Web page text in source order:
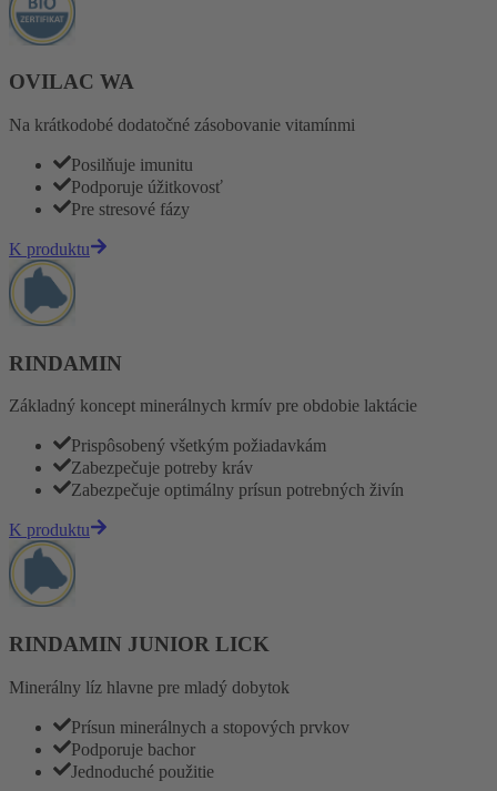
OVILAC WA
Na krátkodobé dodatočné zásobovanie vitamínmi
Posilňuje imunitu
Podporuje úžitkovosť
Pre stresové fázy
K produktu
RINDAMIN
Základný koncept minerálnych krmív pre obdobie laktácie
Prispôsobený všetkým požiadavkám
Zabezpečuje potreby kráv
Zabezpečuje optimálny prísun potrebných živín
K produktu
RINDAMIN JUNIOR LICK
Minerálny líz hlavne pre mladý dobytok
Prísun minerálnych a stopových prvkov
Podporuje bachor
Jednoduché použitie